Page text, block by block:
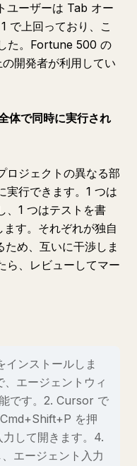
ユーザーは Tab オー
で上回っており、こ
た。Fortune 500 の
開発者が利用してい
体で同時に実行され
ロジェクトの異なる部
実行できます。1 つは
、1 つはテストを書
す。それぞれが独自
め、互いに干渉しま
ら、レビューしてマー
ンストールしま
エージェントウィ
です。2. Cursor で
を押
して開きます。4.
エージェント入力